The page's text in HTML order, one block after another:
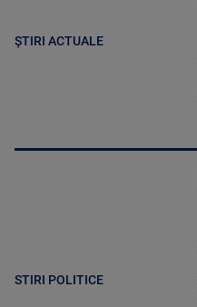
ȘTIRI ACTUALE
STIRI POLITICE